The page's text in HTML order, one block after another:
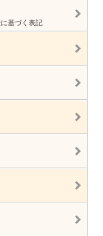
基づく表記